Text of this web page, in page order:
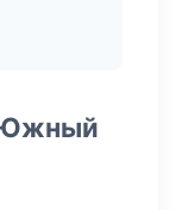
Южный